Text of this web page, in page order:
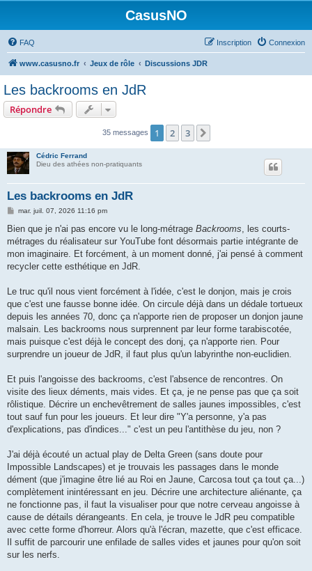
CasusNO
FAQ Connexion
Inscription
www.casusno.fr Jeux de rôle Discussions JDR
Les backrooms en JdR
Répondre
35 messages 1 2 3
Cédric Ferrand
Dieu des athées non-pratiquants
Les backrooms en JdR
M
s
a
g
mar. juil. 07, 2026 11:16 pm
Bien que je n'ai pas encore vu le long-métrage Backrooms, les courts-
métrages du réalisateur sur YouTube font désormais partie intégrante de
mon imaginaire. Et forcément, à un moment donné, j'ai pensé à comment
recycler cette esthétique en JdR.
Le truc qu'il nous vient forcément à l'idée, c'est le donjon, mais je crois
que c'est une fausse bonne idée. On circule déjà dans un dédale tortueux
depuis les années 70, donc ça n'apporte rien de proposer un donjon jaune
malsain. Les backrooms nous surprennent par leur forme tarabiscotée,
mais puisque c'est déjà le concept des donj, ça n'apporte rien. Pour
surprendre un joueur de JdR, il faut plus qu'un labyrinthe non-euclidien.
Et puis l'angoisse des backrooms, c'est l'absence de rencontres. On
visite des lieux déments, mais vides. Et ça, je ne pense pas que ça soit
rôlistique. Décrire un enchevêtrement de salles jaunes impossibles, c'est
tout sauf fun pour les joueurs. Et leur dire "Y'a personne, y'a pas
d'explications, pas d'indices..." c'est un peu l'antithèse du jeu, non ?
J'ai déjà écouté un actual play de Delta Green (sans doute pour
Impossible Landscapes) et je trouvais les passages dans le monde
dément (que j'imagine être lié au Roi en Jaune, Carcosa tout ça tout ça...)
complètement inintéressant en jeu. Décrire une architecture aliénante, ça
ne fonctionne pas, il faut la visualiser pour que notre cerveau angoisse à
cause de détails dérangeants. En cela, je trouve le JdR peu compatible
avec cette forme d'horreur. Alors qu'à l'écran, mazette, que c'est efficace.
Il suffit de parcourir une enfilade de salles vides et jaunes pour qu'on soit
sur les nerfs.